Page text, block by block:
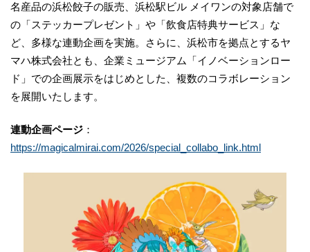
名産品の浜松餃子の販売、浜松駅ビル メイワンの対象店舗で
の「ステッカープレゼント」や「飲食店特典サービス」な
ど、多様な連動企画を実施。さらに、浜松市を拠点とするヤ
マハ株式会社とも、企業ミュージアム「イノベーションロー
ド」での企画展示をはじめとした、複数のコラボレーション
を展開いたします。
連動企画ページ ：
https://magicalmirai.com/2026/special_collabo_link.html